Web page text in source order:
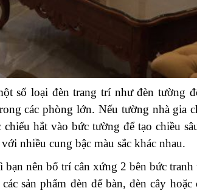
số loại đèn trang trí như đèn tường
các phòng lớn. Nếu tường nhà gia
hắt vào bức tường để tạo chiều
nhiều cung bậc màu sắc khác nhau.
nên bố trí cân xứng 2 bên bức
sản phẩm đèn để bàn, đèn cây